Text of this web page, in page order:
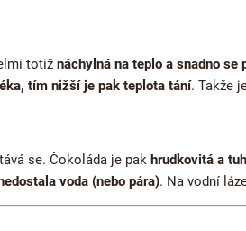
totiž náchylná na teplo a snadno se
tím nižší je pak teplota tání. Takže
se. Čokoláda je pak hrudkovitá a
voda (nebo pára). Na vodní